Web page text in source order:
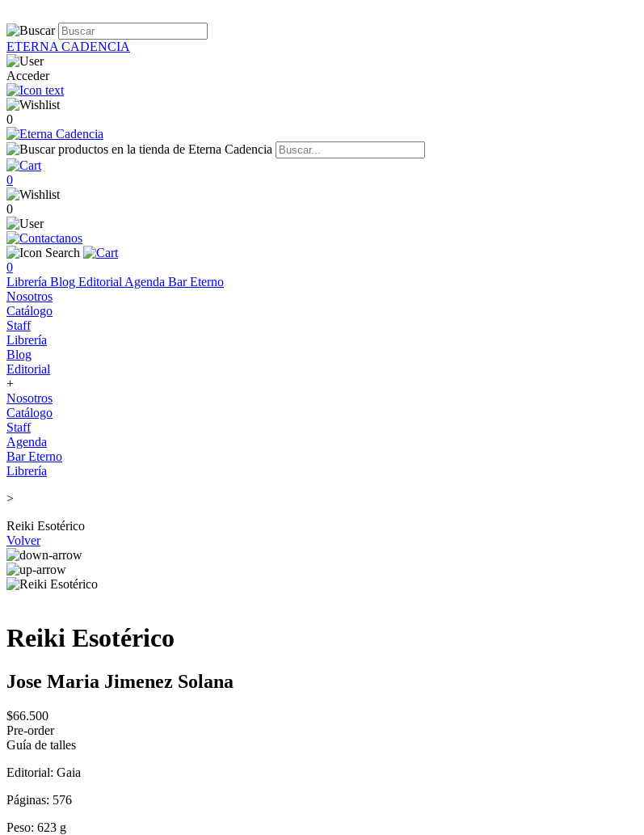
ETERNA CADENCIA
Acceder
0
0
0
0
Librería Blog Editorial Agenda Bar Eterno
Nosotros
Catálogo
Staff
Librería
Blog
Editorial
+
Nosotros
Catálogo
Staff
Agenda
Bar Eterno
Librería
>
Reiki Esotérico
Volver
Reiki Esotérico
Jose Maria Jimenez Solana
$66.500
Pre-order
Guía de talles
Editorial: Gaia
Páginas: 576
Peso: 623 g